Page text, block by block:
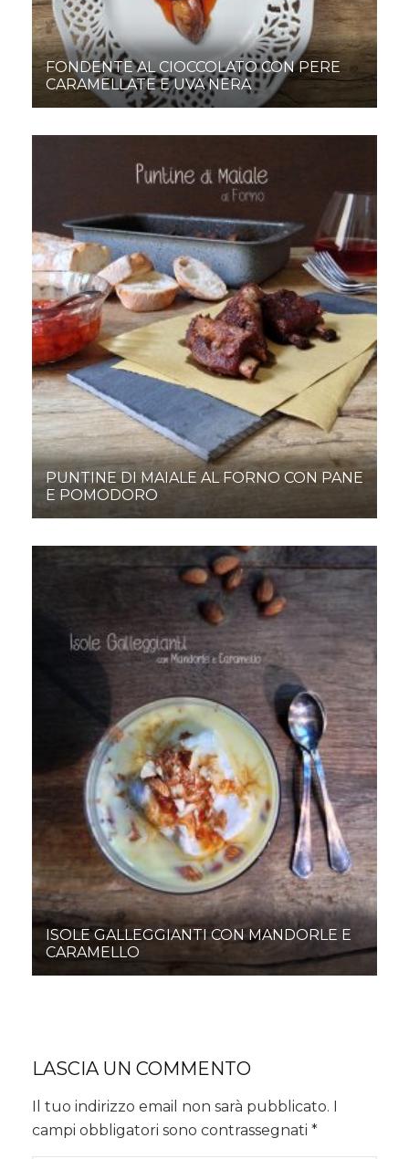
FONDENTE AL CIOCCOLATO CON PERE
CARAMELLATE E UVA NERA
PUNTINE DI MAIALE AL FORNO CON PANE
E POMODORO
ISOLE GALLEGGIANTI CON MANDORLE E
CARAMELLO
LASCIA UN COMMENTO
Il tuo indirizzo email non sarà pubblicato. I
campi obbligatori sono contrassegnati *